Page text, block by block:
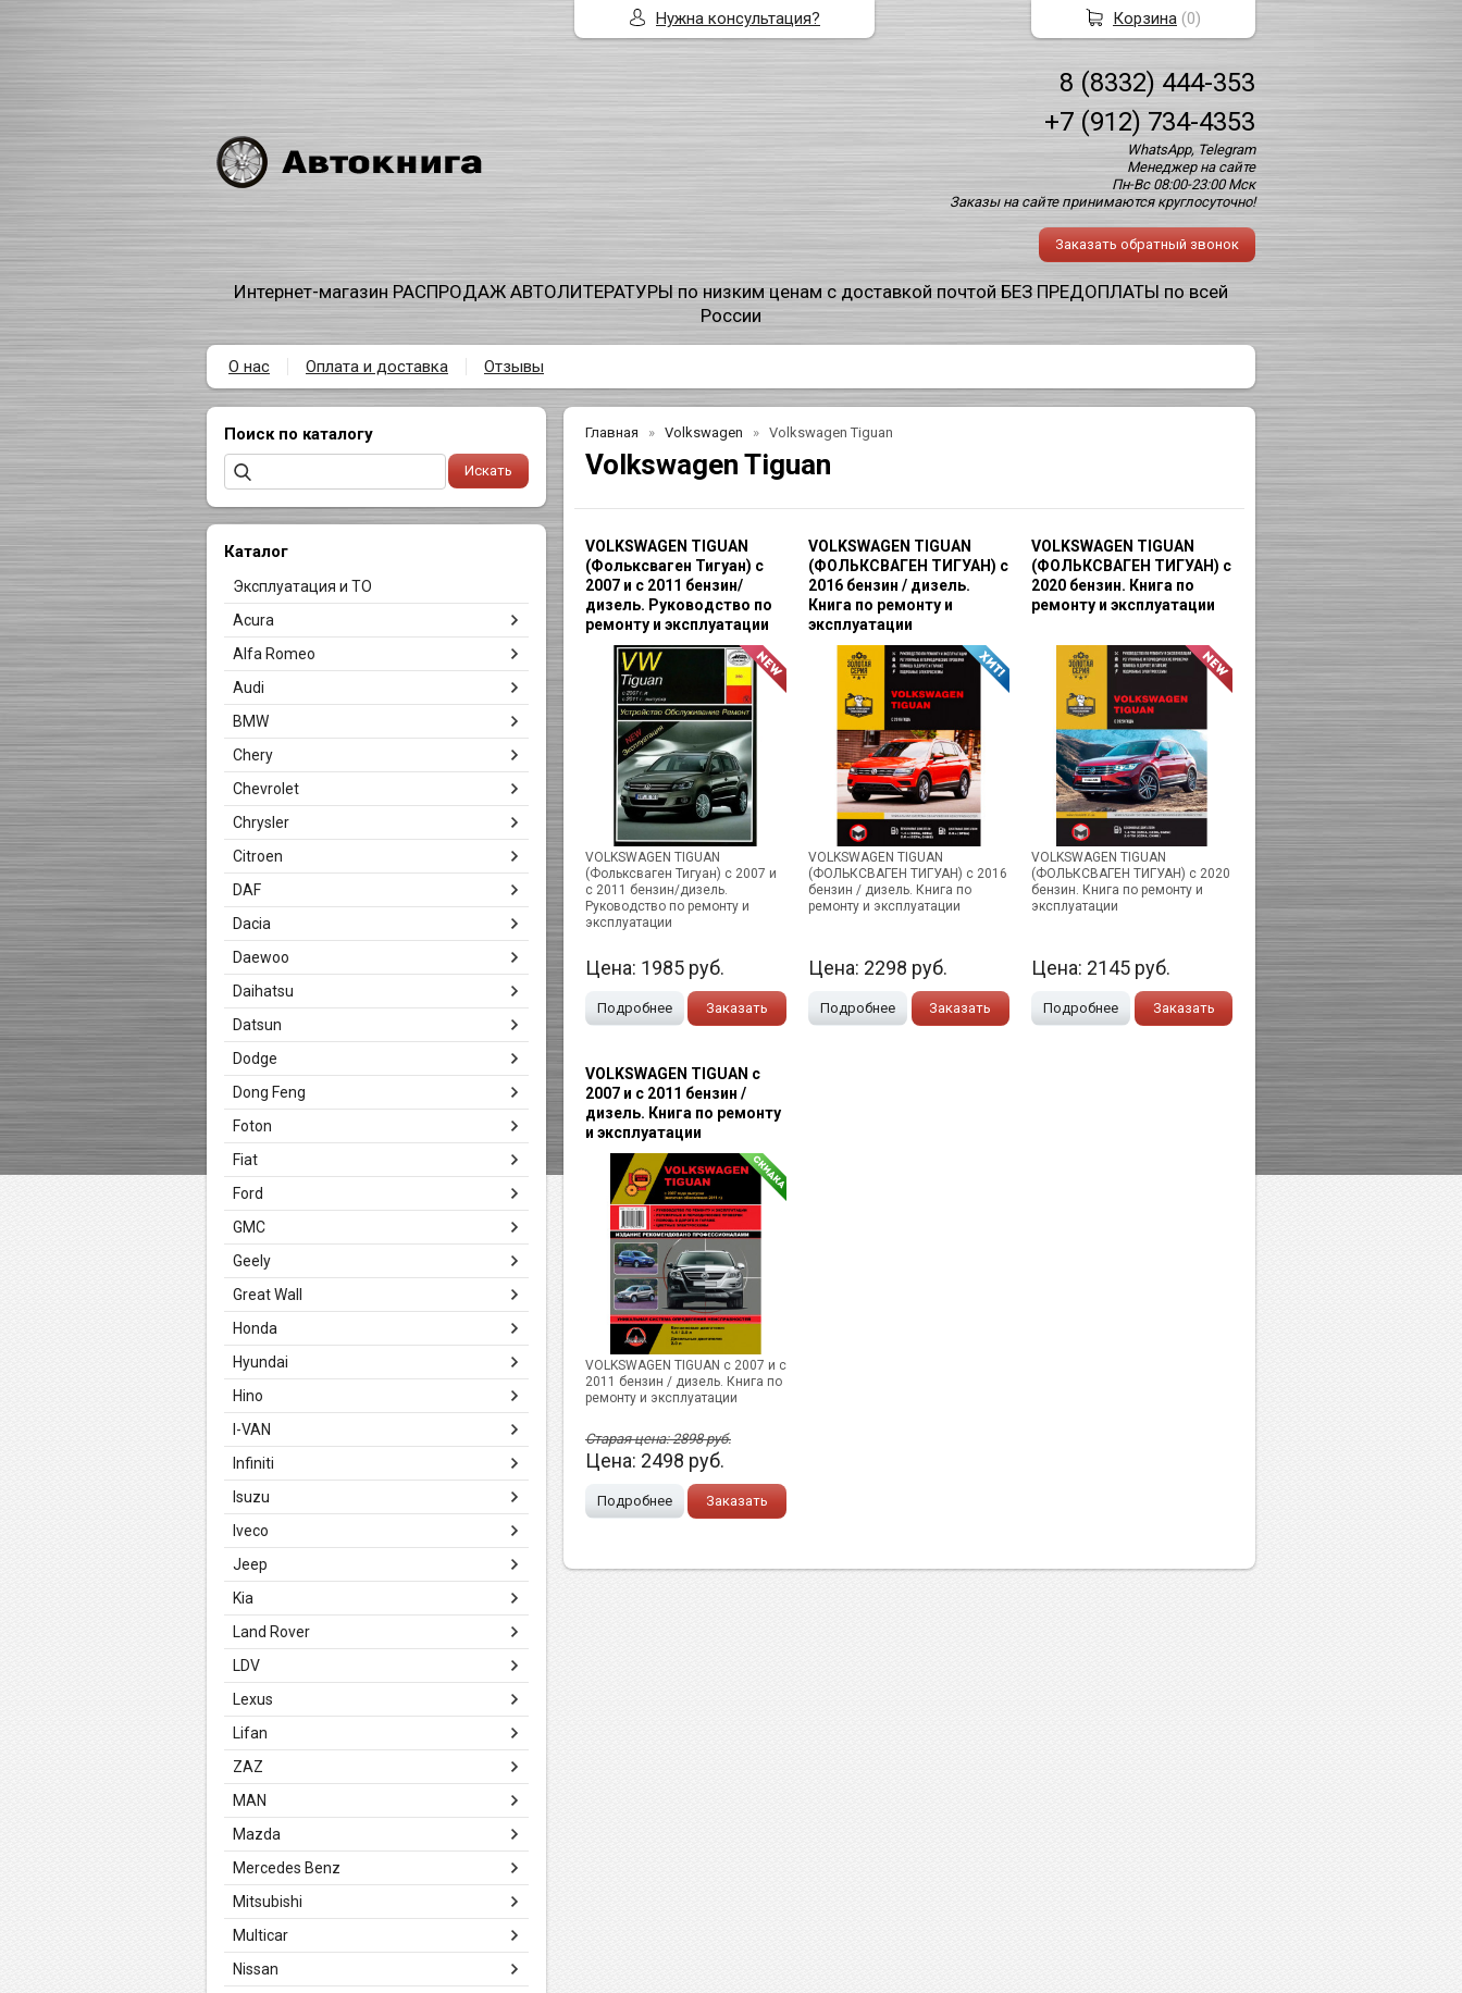
8 (8332) 444-353
+7 (912) 734-4353
WhatsApp, Telegram
Менеджер на сайте
Пн-Вс 08:00-23:00 Мск
Заказы на сайте принимаются круглосуточно!
Заказать обратный звонок
Интернет-магазин РАСПРОДАЖ АВТОЛИТЕРАТУРЫ по низким ценам с доставкой почтой БЕЗ ПРЕДОПЛАТЫ по всей
России
О нас Оплата и доставка Отзывы
Поиск по каталогу
Каталог
Эксплуатация и ТО
Acura
Alfa Romeo
Audi
BMW
Chery
Chevrolet
Chrysler
Citroen
DAF
Dacia
Daewoo
Daihatsu
Datsun
Dodge
Dong Feng
Foton
Fiat
Ford
GMC
Geely
Great Wall
Honda
Hyundai
Hino
I-VAN
Infiniti
Isuzu
Iveco
Jeep
Kia
Land Rover
LDV
Lexus
Lifan
ZAZ
MAN
Mazda
Mercedes Benz
Mitsubishi
Multicar
Nissan
Главная Volkswagen Volkswagen Tiguan
Volkswagen Tiguan
VOLKSWAGEN TIGUAN
(Фольксваген Тигуан) с
2007 и с 2011 бензин/
дизель. Руководство по
ремонту и эксплуатации
VOLKSWAGEN TIGUAN
(Фольксваген Тигуан) с 2007 и
с 2011 бензин/дизель.
Руководство по ремонту и
эксплуатации
Цена: 1985 руб.
Подробнее Заказать
VOLKSWAGEN TIGUAN
(ФОЛЬКСВАГЕН ТИГУАН) с
2016 бензин / дизель.
Книга по ремонту и
эксплуатации
VOLKSWAGEN TIGUAN
(ФОЛЬКСВАГЕН ТИГУАН) с 2016
бензин / дизель. Книга по
ремонту и эксплуатации
Цена: 2298 руб.
Подробнее Заказать
VOLKSWAGEN TIGUAN
(ФОЛЬКСВАГЕН ТИГУАН) с
2020 бензин. Книга по
ремонту и эксплуатации
VOLKSWAGEN TIGUAN
(ФОЛЬКСВАГЕН ТИГУАН) с 2020
бензин. Книга по ремонту и
эксплуатации
Цена: 2145 руб.
Подробнее Заказать
VOLKSWAGEN TIGUAN с
2007 и с 2011 бензин /
дизель. Книга по ремонту
и эксплуатации
VOLKSWAGEN TIGUAN с 2007 и с
2011 бензин / дизель. Книга по
ремонту и эксплуатации
Старая цена:2898руб.
Цена: 2498 руб.
Подробнее Заказать
Нужна консультация? Корзина (0)